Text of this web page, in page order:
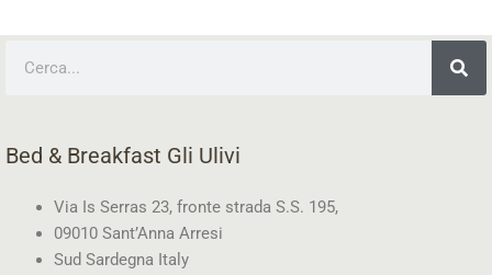
Bed & Breakfast Gli Ulivi
Via Is Serras 23, fronte strada S.S. 195,
09010 Sant’Anna Arresi
Sud Sardegna Italy